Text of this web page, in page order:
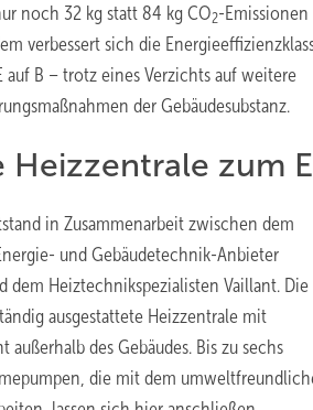
noch 32 kg statt 84 kg CO2-Emissionen
verbessert sich die
auf B – trotz eines Verzichts auf weitere
der Gebäudesubstanz.
Heizzentrale zum
in Zusammenarbeit zwischen dem
und Gebäudetechnik-Anbieter
dem Heiztechnikspezialisten Vaillant. Die
ausgestattete Heizzentrale mit
außerhalb des Gebäudes. Bis zu sechs
die mit dem